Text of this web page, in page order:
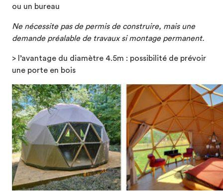
ou un bureau
Ne nécessite pas de permis de construire, mais une
demande préalable de travaux si montage permanent.
> l’avantage du diamètre 4.5m : possibilité de prévoir
une porte en bois